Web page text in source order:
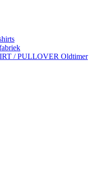
/ PULLOVER Oldtimer